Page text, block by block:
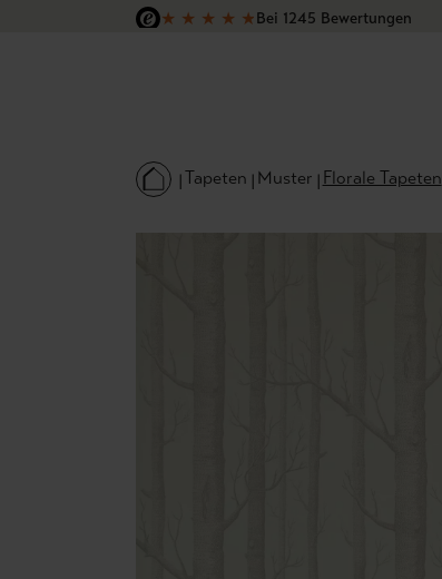
Hauptinhalt springen
Zur Suche springen
Zur Hauptnavigation springen
★ ★ ★ ★ ★Bei 1245 Bewertungen
Tapeten Muster Florale Tapeten